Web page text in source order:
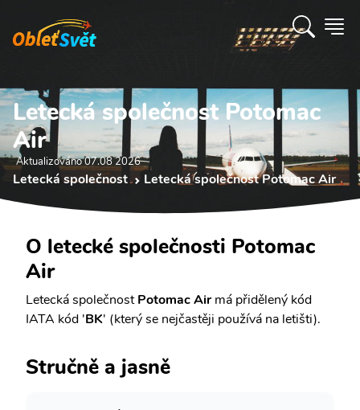
Letecká společnost Potomac
Air
Aktualizováno 07.08 2026
Letecká společnost Letecká společnost Potomac Air
O letecké společnosti Potomac
Air
Letecká společnostPotomac Airmá přidělený kód
IATA kód 'BK' (který se nejčastěji používá na letišti).
Stručně a jasně